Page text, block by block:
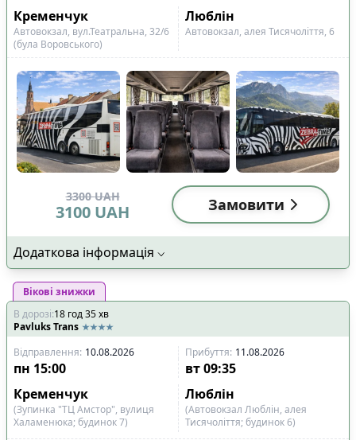
Кременчук
Люблін
Автовокзал, вул.Театральна, 32/6
(була Воровського)
Автовокзал, алея Тисячоліття, 6
3300 UAH
3100 UAH Замовити
Додаткова інформація
Вікові знижки
В дорозі:18 год35хв
Pavluks Trans
Відправлення: 10.08.2026 Прибуття: 11.08.2026
пн 15:00 вт 09:35
Кременчук
Люблін
(Зупинка "ТЦ Амстор", вулиця
Халаменюка; будинок 7)
(Автовокзал Люблін, алея
Тисячоліття; будинок 6)